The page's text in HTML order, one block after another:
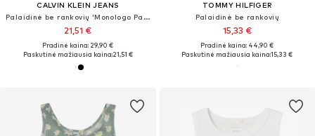
CALVIN KLEIN JEANS
Palaidinė be rankovių 'Monologo Patch Tank'
21,51 €
Pradinė kaina: 29,90 €
Paskutinė mažiausia kaina:21,51 €
TOMMY HILFIGER
Palaidinė be rankovių
15,33 €
Pradinė kaina: 44,90 €
Paskutinė mažiausia kaina:15,33 €